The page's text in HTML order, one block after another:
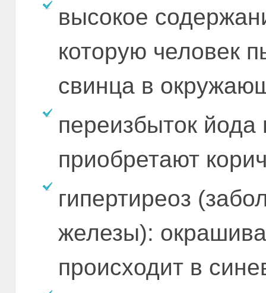
высокое
которую человек
свинца в
переизбыток йода
приобретают
гипертиреоз
железы):
происходит в